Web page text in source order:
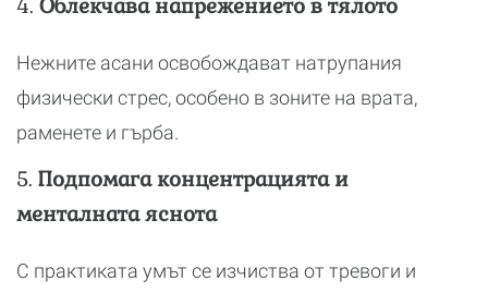
4. Облекчава напрежението в тялото
Нежните асани освобождават натрупания
физически стрес, особено в зоните на врата,
раменете и гърба.
5. Подпомага концентрацията и
менталната яснота
С практиката умът се изчиства от тревоги и